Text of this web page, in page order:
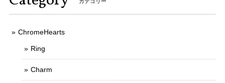
ChromeHearts
Ring
Charm